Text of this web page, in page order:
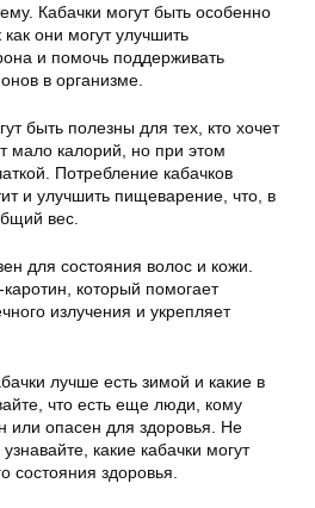
Кабачки могут быть особенно
они могут улучшить
и помочь поддерживать
в организме.
быть полезны для тех, кто хочет
мало калорий, но при этом
Потребление кабачков
и улучшить пищеварение, что, в
вес.
для состояния волос и кожи.
который помогает
излучения и укрепляет
лучше есть зимой и какие в
что есть еще люди, кому
или опасен для здоровья. Не
какие кабачки могут
состояния здоровья.